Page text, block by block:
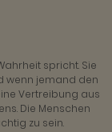
spricht. Sie
wenn jemand den
Vertreibung aus
Die Menschen
zu sein.